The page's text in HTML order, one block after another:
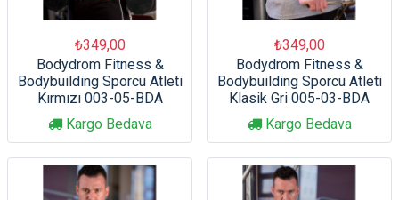
₺349,00
Bodydrom Fitness &
Bodybuilding Sporcu Atleti
Kırmızı 003-05-BDA
Kargo Bedava
₺349,00
Bodydrom Fitness &
Bodybuilding Sporcu Atleti
Klasik Gri 005-03-BDA
Kargo Bedava